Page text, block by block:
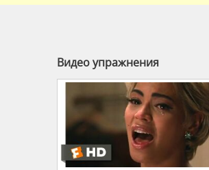
Видео упражнения